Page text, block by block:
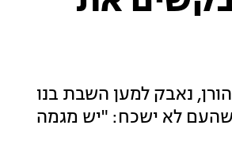
נאבק למען השבת בנו
לא ישכח: "יש מגמה